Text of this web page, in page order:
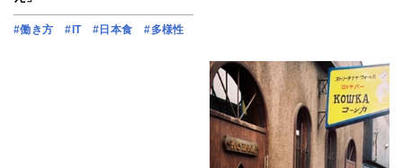
#働き方 #IT #日本食 #多様性